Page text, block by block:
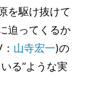
を駆け抜けて
迫ってくるか
山寺宏一)の
る”ような実